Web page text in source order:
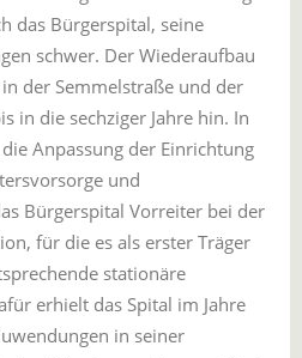
das Bürgerspital, seine
schwer. Der Wiederaufbau
der Semmelstraße und der
in die sechziger Jahre hin. In
Anpassung der Einrichtung
und
Bürgerspital Vorreiter bei der
für die es als erster Träger
stationäre
erhielt das Spital im Jahre
in seiner